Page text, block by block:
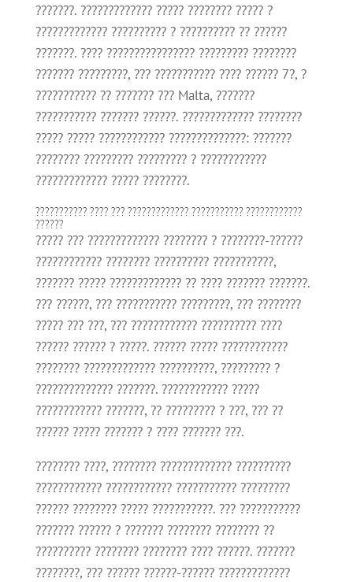
???????. ????????????? ????? ???????? ????? ?
????????????? ?????????? ? ?????????? ?? ??????
???????. ???? ???????????????? ????????? ????????
??????? ?????????, ??? ??????????? ???? ?????? 7?, ?
??????????? ?? ??????? ??? Malta, ???????
??????????? ??????? ??????. ????????????? ????????
????? ????? ???????????? ??????????????: ???????
???????? ????????? ????????? ? ????????????
????????????? ????? ????????.
??????????? ???? ??? ????????????? ??????????? ????????????
??????
????? ??? ????????????? ???????? ? ????????-??????
???????????? ???????? ?????????? ???????????,
??????? ????? ????????????? ?? ???? ??????? ???????.
??? ??????, ??? ??????????? ?????????, ??? ????????
????? ??? ???, ??? ???????????? ?????????? ????
?????? ?????? ? ?????. ?????? ????? ????????????
???????? ????????????? ??????????, ????????? ?
?????????????? ???????. ???????????? ?????
???????????? ???????, ?? ????????? ? ???, ??? ??
?????? ????? ??????? ? ???? ??????? ???.
???????? ????, ???????? ????????????? ??????????
???????????? ???????????? ??????????? ?????????
?????? ???????? ????? ???????????. ??? ???????????
??????? ?????? ? ??????? ???????? ???????? ??
?????????? ???????? ???????? ???? ??????. ???????
????????, ??? ?????? ??????-?????? ?????????????